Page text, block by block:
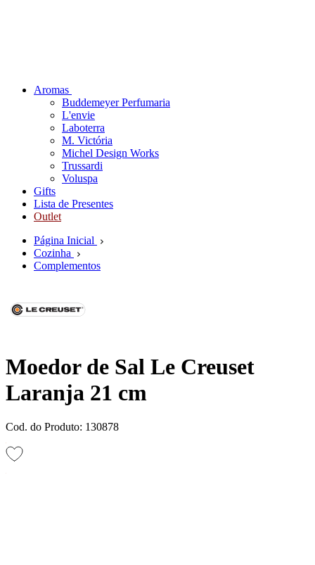
Aromas
Buddemeyer Perfumaria
L'envie
Laboterra
M. Victória
Michel Design Works
Trussardi
Voluspa
Gifts
Lista de Presentes
Outlet
Página Inicial
Cozinha
Complementos
Moedor de Sal Le Creuset
Laranja 21 cm
Cod. do Produto: 130878